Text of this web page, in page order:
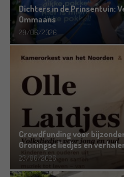
Dichters in de Prinsentuin:
Ommaans
29/06/2026
Crowdfunding voor
Groningse liedjes en
23/06/2026